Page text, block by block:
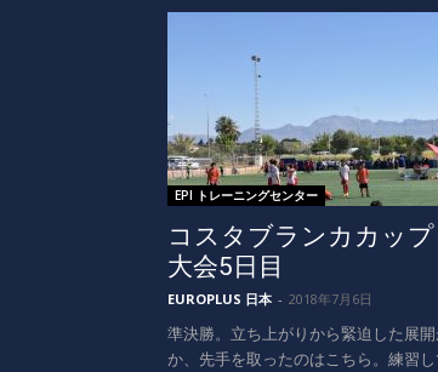
EPI トレーニングセンター
コスタブランカカッ
大会5日目
EUROPLUS 日本 - 2018年7月6日
準決勝。立ち上がりから緊迫した展
か、先手を取ったのはこちら。練習